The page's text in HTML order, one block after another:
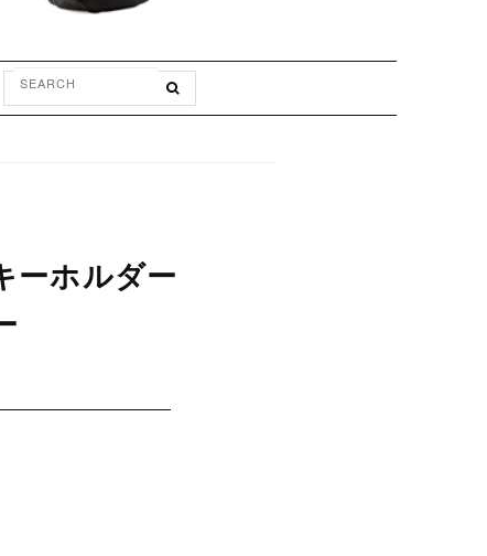
ーホルダー